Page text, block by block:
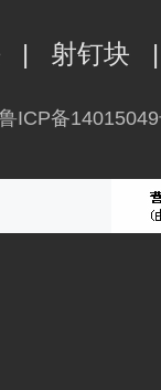
| 射钉块 |
ICP备